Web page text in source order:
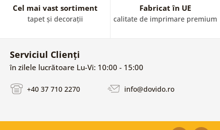
Cel mai vast sortiment
tapet și decorații
Fabricat în UE
calitate de imprimare premium
Serviciul Clienți
în zilele lucrătoare Lu-Vi: 10:00 - 15:00
+40 37 710 2270 info@dovido.ro